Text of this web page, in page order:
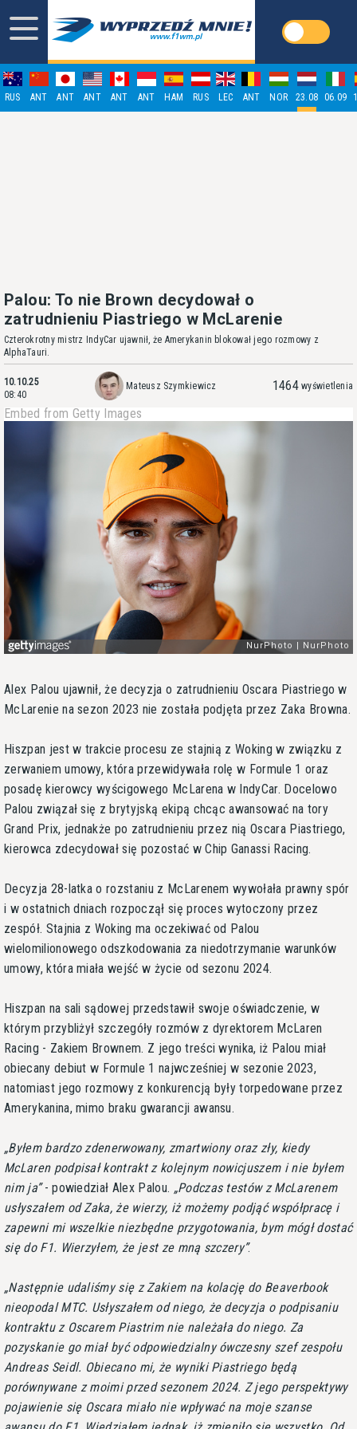
RUS ANT ANT ANT ANT ANT HAM RUS LEC ANT NOR 23.08 06.09
Palou: To nie Brown decydował o
zatrudnieniu Piastriego w McLarenie
Czterokrotny mistrz IndyCar ujawnił, że Amerykanin blokował jego rozmowy z
AlphaTauri.
10.10.25
08:40
Mateusz Szymkiewicz 1464 wyświetlenia
Embed from Getty Images
Alex Palou ujawnił, że decyzja o zatrudnieniu Oscara Piastriego w
McLarenie na sezon 2023 nie została podjęta przez Zaka Browna.
Hiszpan jest w trakcie procesu ze stajnią z Woking w związku z
zerwaniem umowy, która przewidywała rolę w Formule 1 oraz
posadę kierowcy wyścigowego McLarena w IndyCar. Docelowo
Palou związał się z brytyjską ekipą chcąc awansować na tory
Grand Prix, jednakże po zatrudnieniu przez nią Oscara Piastriego,
kierowca zdecydował się pozostać w Chip Ganassi Racing.
Decyzja 28-latka o rozstaniu z McLarenem wywołała prawny spór
i w ostatnich dniach rozpoczął się proces wytoczony przez
zespół. Stajnia z Woking ma oczekiwać od Palou
wielomilionowego odszkodowania za niedotrzymanie warunków
umowy, która miała wejść w życie od sezonu 2024.
Hiszpan na sali sądowej przedstawił swoje oświadczenie, w
którym przybliżył szczegóły rozmów z dyrektorem McLaren
Racing - Zakiem Brownem. Z jego treści wynika, iż Palou miał
obiecany debiut w Formule 1 najwcześniej w sezonie 2023,
natomiast jego rozmowy z konkurencją były torpedowane przez
Amerykanina, mimo braku gwarancji awansu.
Byłem bardzo zdenerwowany, zmartwiony oraz zły, kiedy
McLaren podpisał kontrakt z kolejnym nowicjuszem i nie byłem
nim ja - powiedział Alex Palou. Podczas testów z McLarenem
usłyszałem od Zaka, że wierzy, iż możemy podjąć współpracę i
zapewni mi wszelkie niezbędne przygotowania, bym mógł dostać
się do F1. Wierzyłem, że jest ze mną szczery .
Następnie udaliśmy się z Zakiem na kolację do Beaverbook
nieopodal MTC. Usłyszałem od niego, że decyzja o podpisaniu
kontraktu z Oscarem Piastrim nie należała do niego. Za
pozyskanie go miał być odpowiedzialny ówczesny szef zespołu
Andreas Seidl. Obiecano mi, że wyniki Piastriego będą
porównywane z moimi przed sezonem 2024. Z jego perspektywy
pojawienie się Oscara miało nie wpływać na moje szanse